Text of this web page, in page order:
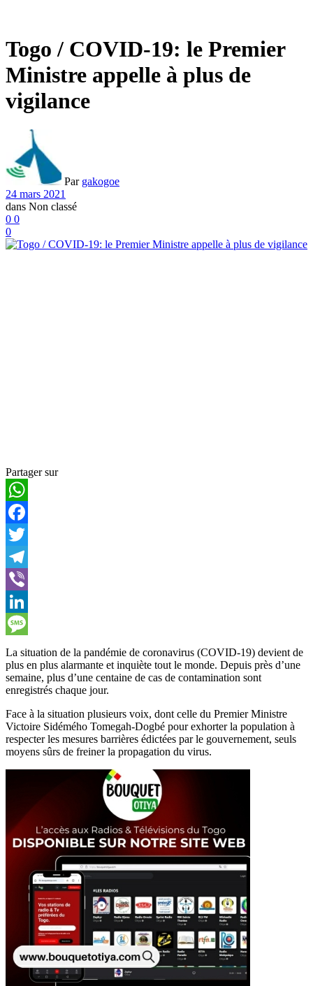
Togo / COVID-19: le Premier
Ministre appelle à plus de
vigilance
Par gakogoe
24 mars 2021
dans Non classé
0 0
0
Partager sur
WhatsApp
Facebook
Twitter
Telegram
Viber
LinkedIn
Message
La situation de la pandémie de coronavirus (COVID-19) devient de
plus en plus alarmante et inquiète tout le monde. Depuis près d’une
semaine, plus d’une centaine de cas de contamination sont
enregistrés chaque jour.
Face à la situation plusieurs voix, dont celle du Premier Ministre
Victoire Sidémého Tomegah-Dogbé pour exhorter la population à
respecter les mesures barrières édictées par le gouvernement, seuls
moyens sûrs de freiner la propagation du virus.